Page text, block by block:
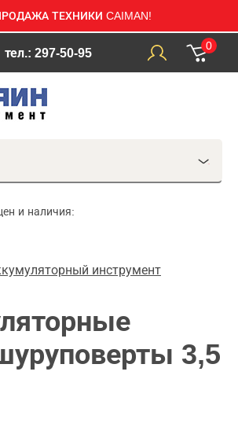
ТЕХНИКИ CAIMAN!
тел.: 297-50-95
0
и наличия:
инструмент
3,5